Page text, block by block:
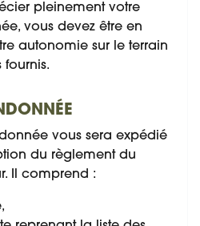
pleinement votre
vous devez être en
autonomie sur le terrain
vous sera expédié
du règlement du
Il comprend :